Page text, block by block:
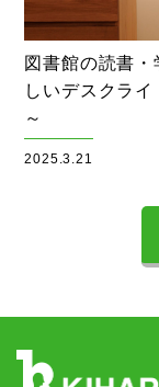
図書館の読書・
しいデスクラ
～
2025.3.21